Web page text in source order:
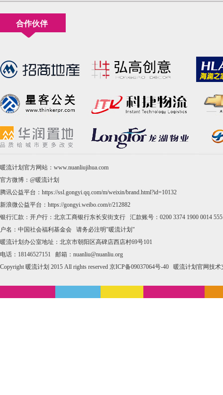
合作伙伴
暖流计划官方网站：www.nuanliujihua.com
官方微博： @暖流计划
腾讯公益平台： https://ssl.gongyi.qq.com/m/weixin/brand.html?id=10132
新浪微公益平台： https://gongyi.weibo.com/r/212882
银行汇款：开户行：北京工商银行东长安街支行 汇款账号：0200 3374 1900 0014 555
户名：中国社会福利基金会 请务必注明"暖流计划"
暖流计划办公室地址：北京市朝阳区高碑店西店村69号101
电话：18146527151 邮箱：nuanliu@nuanliu.org
Copyright 暖流计划 2015 All rights reserved 京ICP备09037064号-40 暖流计划官网技术